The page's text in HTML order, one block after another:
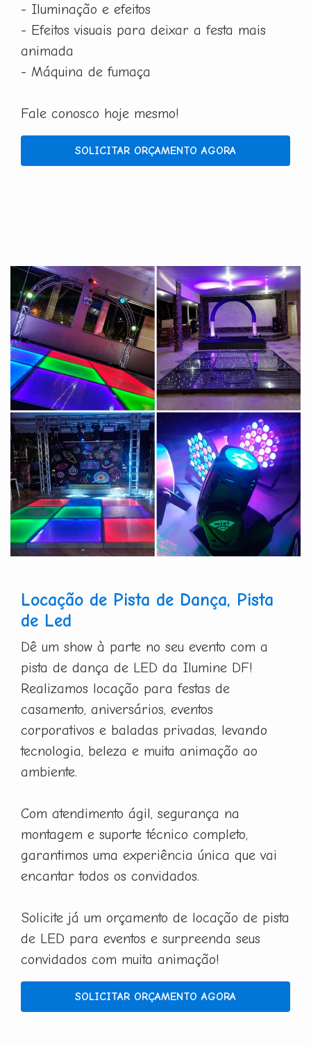
- Iluminação e efeitos
- Efeitos visuais para deixar a festa mais
animada
- Máquina de fumaça
Fale conosco hoje mesmo!
SOLICITAR ORÇAMENTO AGORA
Locação de Pista de Dança, Pista
de Led
Dê um show à parte no seu evento com a
pista de dança de LED da Ilumine DF!
Realizamos locação para festas de
casamento, aniversários, eventos
corporativos e baladas privadas, levando
tecnologia, beleza e muita animação ao
ambiente.
Com atendimento ágil, segurança na
montagem e suporte técnico completo,
garantimos uma experiência única que vai
encantar todos os convidados.
Solicite já um orçamento de locação de pista
de LED para eventos e surpreenda seus
convidados com muita animação!
SOLICITAR ORÇAMENTO AGORA